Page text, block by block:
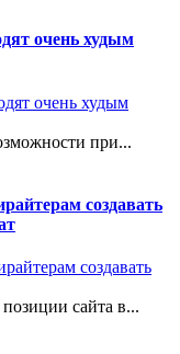
очень худым
при...
создавать
сайта в...